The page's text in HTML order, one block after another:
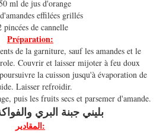
ml de jus d'orange
effilées grillés
pincées de cannelle
Préparation:
de la garniture, sauf les amandes et le
Couvrir et laisser mijoter à feu doux
la cuisson jusqu'à évaporation de
Laisser refroidir.
puis les fruits secs et parsemer d'amande.
بليني جبنة البري
المقادير: